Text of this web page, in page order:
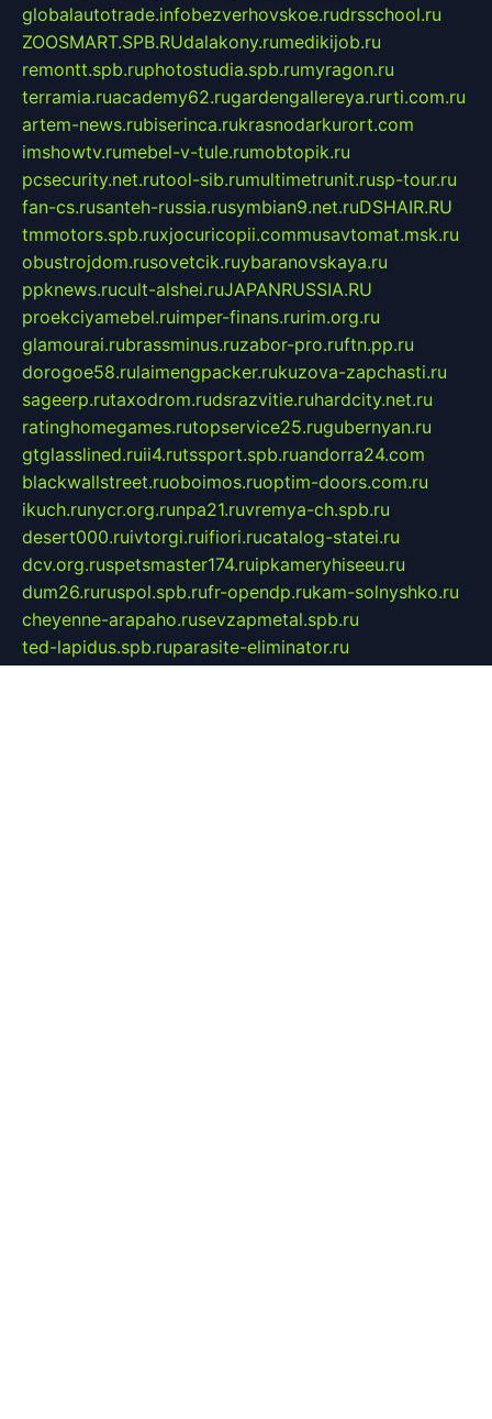
globalautotrade.infobezverhovskoe.rudrsschool.ru
ZOOSMART.SPB.RUdalakony.rumedikijob.ru
remontt.spb.ruphotostudia.spb.rumyragon.ru
terramia.ruacademy62.rugardengallereya.rurti.com.ru
artem-news.rubiserinca.rukrasnodarkurort.com
imshowtv.rumebel-v-tule.rumobtopik.ru
pcsecurity.net.rutool-sib.rumultimetrunit.rusp-tour.ru
fan-cs.rusanteh-russia.rusymbian9.net.ruDSHAIR.RU
tmmotors.spb.ruxjocuricopii.commusavtomat.msk.ru
obustrojdom.rusovetcik.ruybaranovskaya.ru
ppknews.rucult-alshei.ruJAPANRUSSIA.RU
proekciyamebel.ruimper-finans.rurim.org.ru
glamourai.rubrassminus.ruzabor-pro.ruftn.pp.ru
dorogoe58.rulaimengpacker.rukuzova-zapchasti.ru
sageerp.rutaxodrom.rudsrazvitie.ruhardcity.net.ru
ratinghomegames.rutopservice25.rugubernyan.ru
gtglasslined.ruii4.rutssport.spb.ruandorra24.com
blackwallstreet.ruoboimos.ruoptim-doors.com.ru
ikuch.runycr.org.runpa21.ruvremya-ch.spb.ru
desert000.ruivtorgi.ruifiori.rucatalog-statei.ru
dcv.org.ruspetsmaster174.ruipkameryhiseeu.ru
dum26.ruruspol.spb.rufr-opendp.rukam-solnyshko.ru
cheyenne-arapaho.rusevzapmetal.spb.ru
ted-lapidus.spb.ruparasite-eliminator.ru